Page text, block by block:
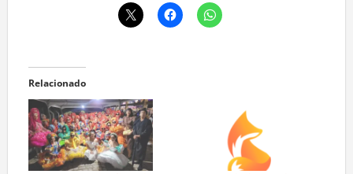
Relacionado